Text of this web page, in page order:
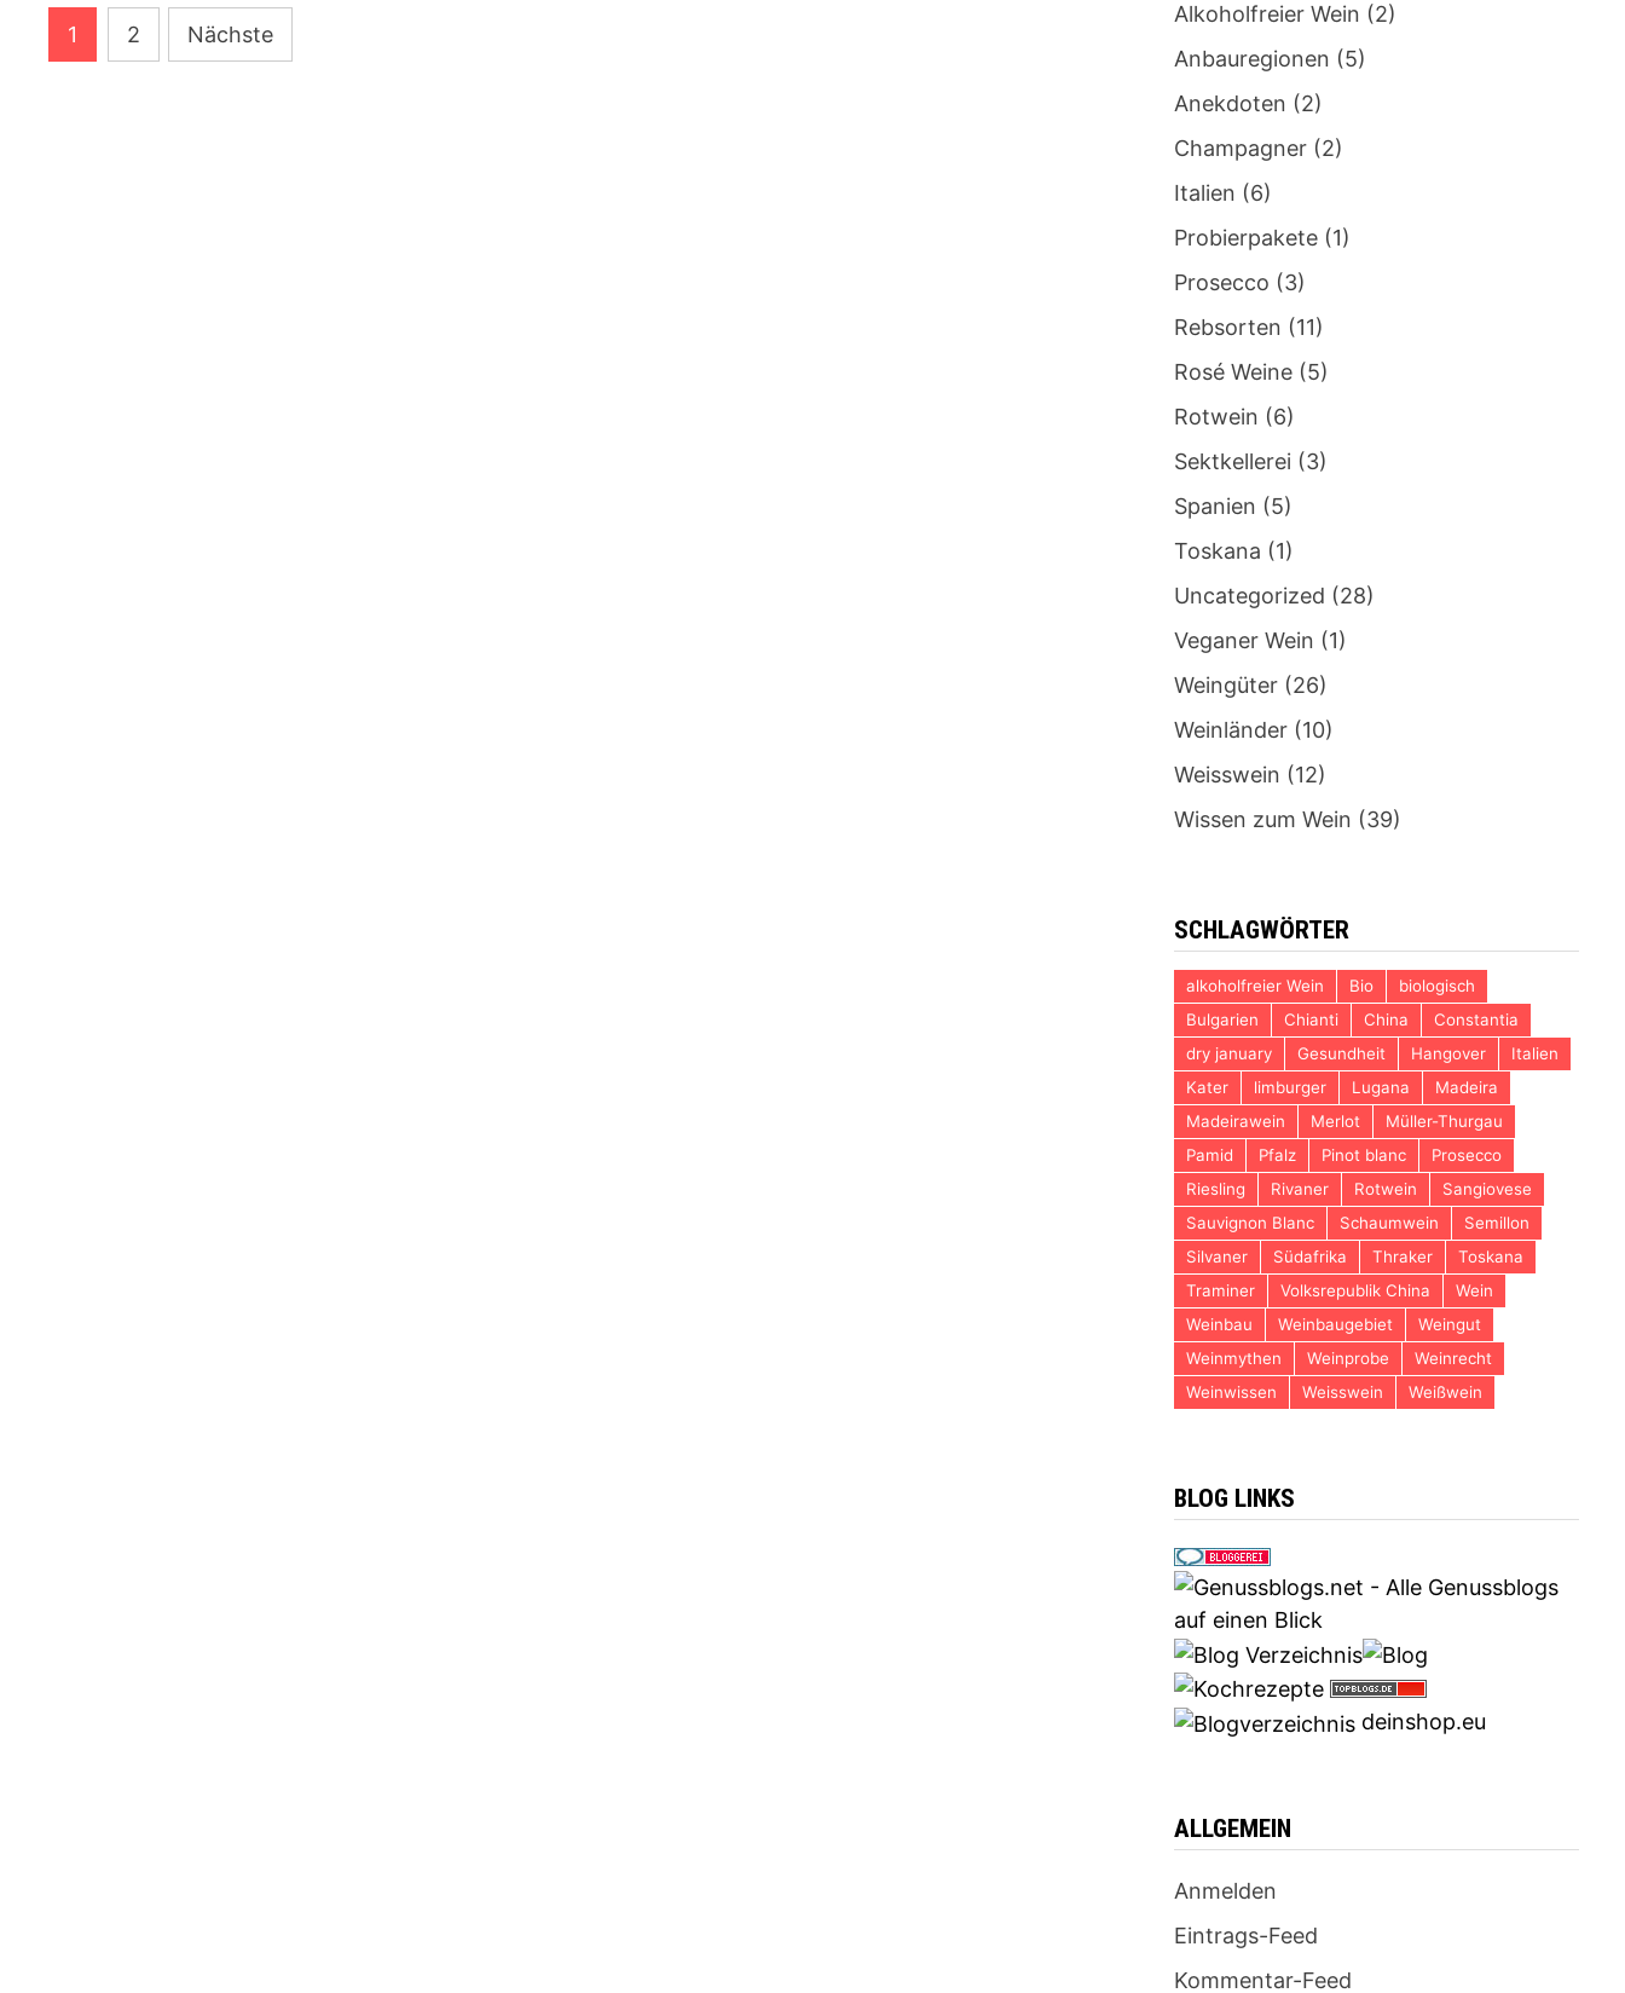
Seitennummerierung
der
1 2 Nächste
Alkoholfreier Wein (2)
Anbauregionen (5)
Anekdoten (2)
Champagner(2)
Italien (6)
Probierpakete(1)
Prosecco (3)
Rebsorten (11)
Rosé Weine(5)
Rotwein (6)
Sektkellerei (3)
Spanien (5)
Toskana (1)
Uncategorized (28)
Veganer Wein (1)
Weingüter(26)
Weinländer(10)
Weisswein (12)
Wissen zum Wein (39)
SCHLAGWÖRTER
alkoholfreier Wein Bio
biologisch
Bulgarien
Chianti China
Constantia
dry january
Gesundheit Hangover
Italien
Kater
limburger Lugana
Madeira
Madeirawein
Merlot
Müller-Thurgau
Pamid
Pfalz Pinot blanc
Prosecco
Riesling
Rivaner Rotwein
Sangiovese
Sauvignon Blanc
Schaumwein
Semillon
Silvaner
Südafrika Thraker
Toskana
Traminer
Volksrepublik China
Wein
Weinbau
Weinbaugebiet
Weingut
Weinmythen
Weinprobe
Weinrecht
Weinwissen
Weisswein Weißwein
BLOG LINKS
deinshop.eu
ALLGEMEIN
Anmelden
Eintrags-Feed
Kommentar-Feed